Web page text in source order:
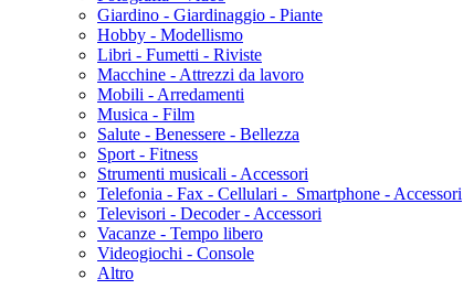
Giardino - Giardinaggio - Piante
Hobby - Modellismo
Libri - Fumetti - Riviste
Macchine - Attrezzi da lavoro
Mobili - Arredamenti
Musica - Film
Salute - Benessere - Bellezza
Sport - Fitness
Strumenti musicali - Accessori
Telefonia - Fax - Cellulari - Smartphone - Accessori
Televisori - Decoder - Accessori
Vacanze - Tempo libero
Videogiochi - Console
Altro